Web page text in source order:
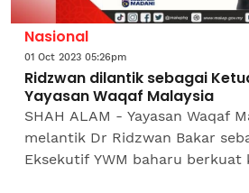
Nasional
01 Oct 2023 05:26pm
Ridzwan dilantik sebagai
Yayasan Waqaf Malaysia
SHAH ALAM - Yayasan Waqaf
melantik Dr Ridzwan Bakar
Eksekutif YWM baharu berkuat